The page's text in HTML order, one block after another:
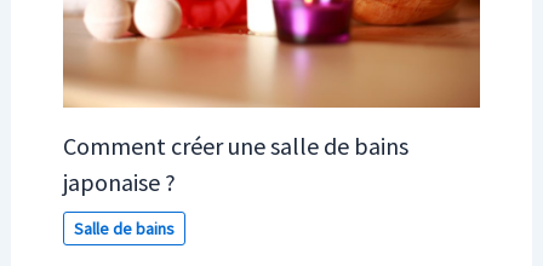
Comment créer une salle de bains
japonaise ?
Salle de bains